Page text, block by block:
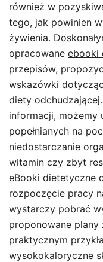
również w
tego, jak powinien
żywienia.
opracowane ebooki
przepisów,
wskazówki
diety
informacji, możemy
popełnianych na
niedostarczanie
witamin czy zbyt
eBooki dietetyczne
rozpoczęcie pracy
wystarczy pobrać
proponowane plany
praktycznym
wysokokaloryczne